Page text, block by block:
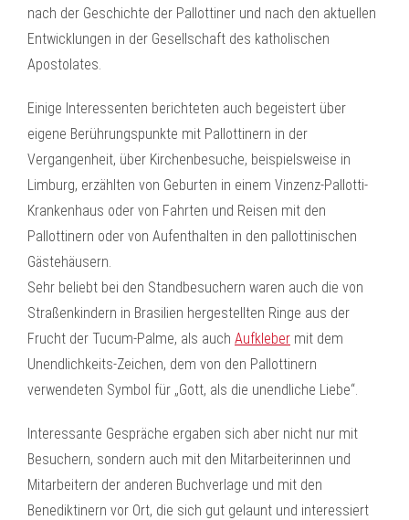
nach der Geschichte der Pallottiner und nach den aktuellen
Entwicklungen in der Gesellschaft des katholischen
Apostolates.
Einige Interessenten berichteten auch begeistert über
eigene Berührungspunkte mit Pallottinern in der
Vergangenheit, über Kirchenbesuche, beispielsweise in
Limburg, erzählten von Geburten in einem Vinzenz-Pallotti-
Krankenhaus oder von Fahrten und Reisen mit den
Pallottinern oder von Aufenthalten in den pallottinischen
Gästehäusern.
Sehr beliebt bei den Standbesuchern waren auch die von
Straßenkindern in Brasilien hergestellten Ringe aus der
Frucht der Tucum-Palme, als auch Aufkleber mit dem
Unendlichkeits-Zeichen, dem von den Pallottinern
verwendeten Symbol für „Gott, als die unendliche Liebe“.
Interessante Gespräche ergaben sich aber nicht nur mit
Besuchern, sondern auch mit den Mitarbeiterinnen und
Mitarbeitern der anderen Buchverlage und mit den
Benediktinern vor Ort, die sich gut gelaunt und interessiert